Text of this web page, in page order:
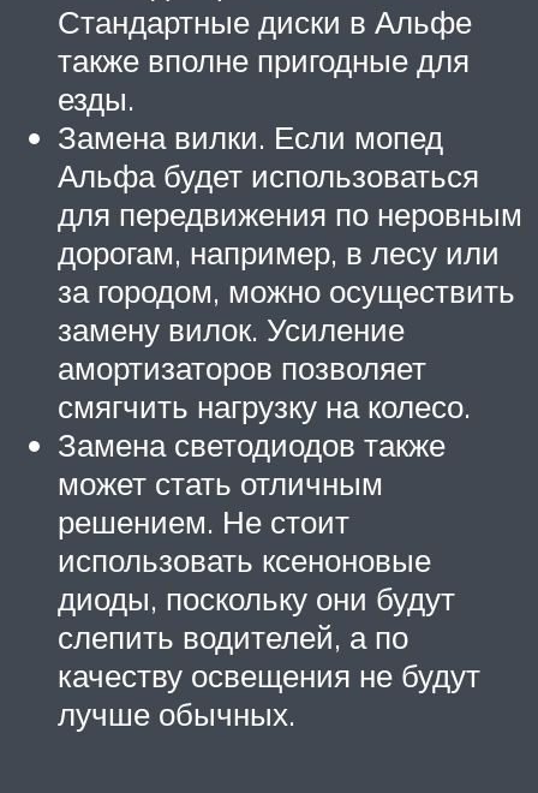
Стандартные диски в Альфе
также вполне пригодные для
езды.
Замена вилки. Если мопед
Альфа будет использоваться
для передвижения по неровным
дорогам, например, в лесу или
за городом, можно осуществить
замену вилок. Усиление
амортизаторов позволяет
смягчить нагрузку на колесо.
Замена светодиодов также
может стать отличным
решением. Не стоит
использовать ксеноновые
диоды, поскольку они будут
слепить водителей, а по
качеству освещения не будут
лучше обычных.